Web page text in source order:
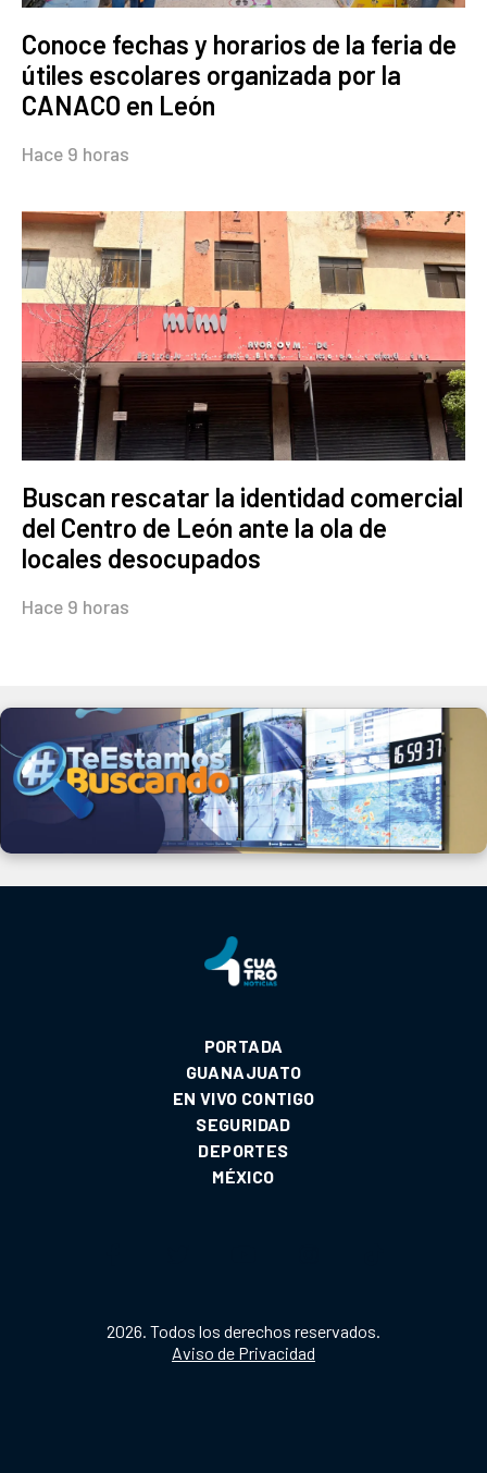
Conoce fechas y horarios de la feria de
útiles escolares organizada por la
CANACO en León
Hace 9 horas
Buscan rescatar la identidad comercial
del Centro de León ante la ola de
locales desocupados
Hace 9 horas
PORTADA
GUANAJUATO
EN VIVO CONTIGO
SEGURIDAD
DEPORTES
MÉXICO
2026. Todos los derechos reservados.
Aviso de Privacidad